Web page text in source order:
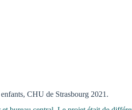
CHU de Strasbourg 2021.